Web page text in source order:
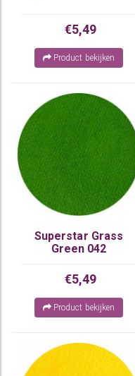
€5,49
Product bekijken
Superstar Grass
Green 042
€5,49
Product bekijken